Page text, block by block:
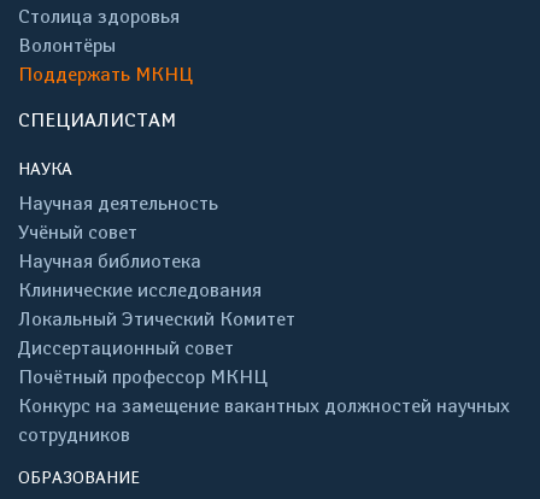
Столица здоровья
Волонтёры
Поддержать МКНЦ
СПЕЦИАЛИСТАМ
НАУКА
Научная деятельность
Учёный совет
Научная библиотека
Клинические исследования
Локальный Этический Комитет
Диссертационный совет
Почётный профессор МКНЦ
Конкурс на замещение вакантных должностей научных
сотрудников
ОБРАЗОВАНИЕ